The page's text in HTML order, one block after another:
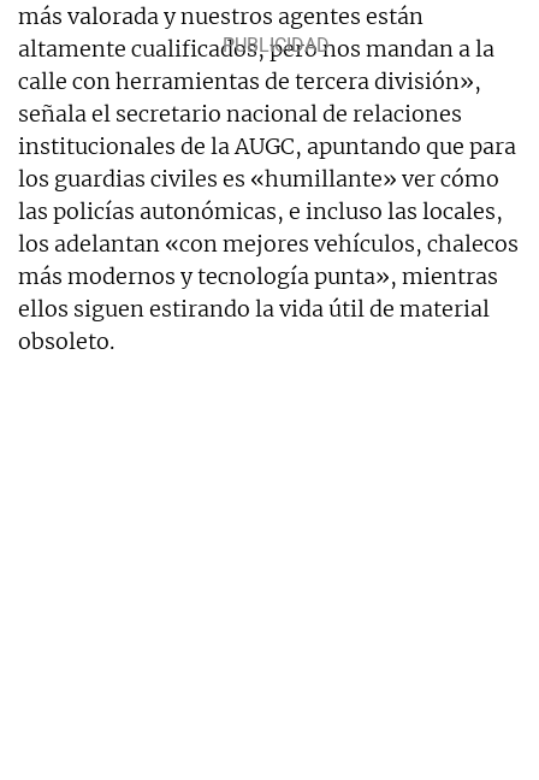
más valorada y nuestros agentes están
altamente cualificados, pero nos mandan a la
calle con herramientas de tercera división»,
señala el secretario nacional de relaciones
institucionales de la AUGC, apuntando que para
los guardias civiles es «humillante» ver cómo
las policías autonómicas, e incluso las locales,
los adelantan «con mejores vehículos, chalecos
más modernos y tecnología punta», mientras
ellos siguen estirando la vida útil de material
obsoleto.